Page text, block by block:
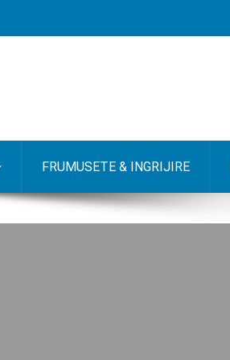
FRUMUSETE & INGRIJIRE